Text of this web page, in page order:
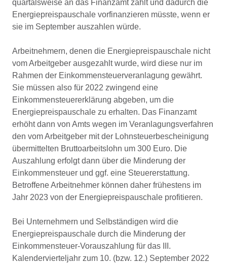
quartalsweise an das Finanzamt zahlt und dadurch die
Energiepreispauschale vorfinanzieren müsste, wenn er
sie im September auszahlen würde.
Arbeitnehmern, denen die Energiepreispauschale nicht
vom Arbeitgeber ausgezahlt wurde, wird diese nur im
Rahmen der Einkommensteuerveranlagung gewährt.
Sie müssen also für 2022 zwingend eine
Einkommensteuererklärung abgeben, um die
Energiepreispauschale zu erhalten. Das Finanzamt
erhöht dann von Amts wegen im Veranlagungsverfahren
den vom Arbeitgeber mit der Lohnsteuerbescheinigung
übermittelten Bruttoarbeitslohn um 300 Euro. Die
Auszahlung erfolgt dann über die Minderung der
Einkommensteuer und ggf. eine Steuererstattung.
Betroffene Arbeitnehmer können daher frühestens im
Jahr 2023 von der Energiepreispauschale profitieren.
Bei Unternehmern und Selbständigen wird die
Energiepreispauschale durch die Minderung der
Einkommensteuer-Vorauszahlung für das III.
Kalendervierteljahr zum 10. (bzw. 12.) September 2022